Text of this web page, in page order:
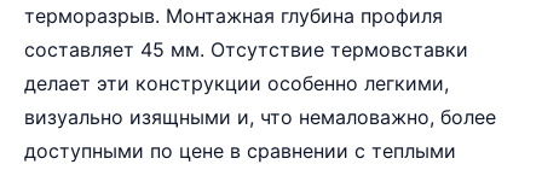
терморазрыв. Монтажная глубина профиля
составляет 45 мм. Отсутствие термовставки
делает эти конструкции особенно легкими,
визуально изящными и, что немаловажно, более
доступными по цене в сравнении с теплыми